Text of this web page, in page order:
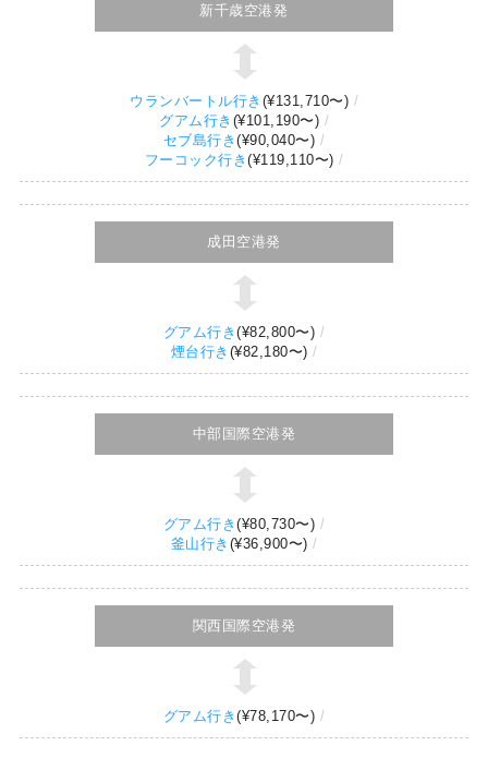
新千歳空港発
ウランバートル行き (¥131,710〜)
グアム行き (¥101,190〜)
セブ島行き(¥90,040〜)
フーコック行き (¥119,110〜)
成田空港発
グアム行き(¥82,800〜)
煙台行き (¥82,180〜)
中部国際空港発
グアム行き(¥80,730〜)
釜山行き (¥36,900〜)
関西国際空港発
グアム行き(¥78,170〜)